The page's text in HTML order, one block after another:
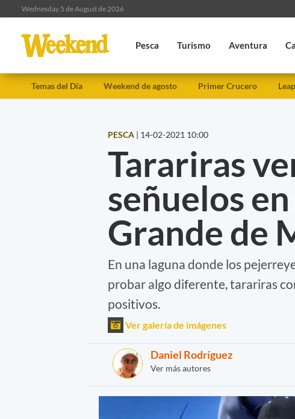
Wednesday 5 de August de 2026
Pesca Turismo Aventura
Temas del Día Weekend de agosto Primer Crucero
PESCA | 14-02-2021 10:00
Tarariras
señuelos
Grande de
En una laguna donde los
probar algo diferente, tarariras
positivos.
Ver galería de imágenes
Daniel Rodríguez
Ver más autores